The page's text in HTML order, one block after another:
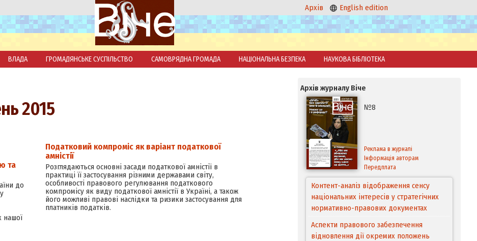
Архів English edition
ВЛАДА ГРОМАДЯНСЬКЕ СУСПІЛЬСТВО САМОВРЯДНА ГРОМАДА НАЦІОНАЛЬНА БЕЗПЕКА НАУКОВА БІБЛІОТЕКА
2015
та
до
нашої
Податковий компроміс як варіант податкової
амністії
Розглядаються основні засади податкової амністії в
практиці її застосування різними державами світу,
особливості правового регулювання податкового
компромісу як виду податкової амністії в Україні, а також
його можливі правові наслідки та ризики застосування для
платників податків.
Архів журналу Віче
№8
Реклама в журналі
Інформація авторам
Передплата
Контент-аналіз відображення сенсу
національних інтересів у стратегічних
нормативно-правових документах
Аспекти правового забезпечення
відновлення дії окремих положень